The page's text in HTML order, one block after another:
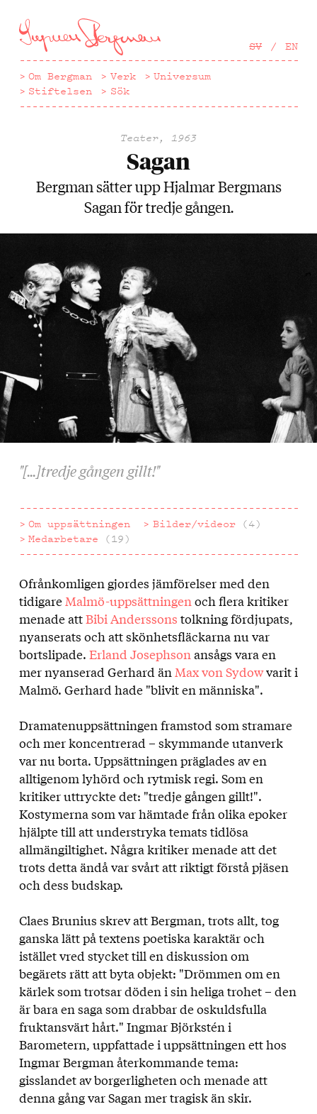
till
huvudinnehåll
SV EN
Om Bergman Verk
Universum
Stiftelsen
Sök
Teater, 1963
Sagan
Bergman sätter upp Hjalmar Bergmans
Sagan för tredje gången.
"[...]tredje gången gillt!"
Om uppsättningen Bilder/videor (4)
Medarbetare (19)
Om
uppsättningen
Ofrånkomligen gjordes jämförelser med den
tidigare Malmö-uppsättningen och flera kritiker
menade attBibi Anderssons tolkning fördjupats,
nyanserats och att skönhetsfläckarna nu var
bortslipade. Erland Josephson ansågs vara en
mer nyanserad Gerhard än Max von Sydowvarit i
Malmö. Gerhard hade "blivit en människa".
Dramatenuppsättningen framstod som stramare
och mer koncentrerad – skymmande utanverk
var nu borta. Uppsättningen präglades av en
alltigenom lyhörd och rytmisk regi. Som en
kritiker uttryckte det: "tredje gången gillt!".
Kostymerna som var hämtade från olika epoker
hjälpte till att understryka temats tidlösa
allmängiltighet. Några kritiker menade att det
trots detta ändå var svårt att riktigt förstå pjäsen
och dess budskap.
Claes Brunius skrev att Bergman, trots allt, tog
ganska lätt på textens poetiska karaktär och
istället vred stycket till en diskussion om
begärets rätt att byta objekt: "Drömmen om en
kärlek som trotsar döden i sin heliga trohet – den
är bara en saga som drabbar de oskuldsfulla
fruktansvärt hårt." Ingmar Björkstén i
Barometern, uppfattade i uppsättningen ett hos
Ingmar Bergman återkommande tema:
gisslandet av borgerligheten och menade att
denna gång var Sagan mer tragisk än skir.